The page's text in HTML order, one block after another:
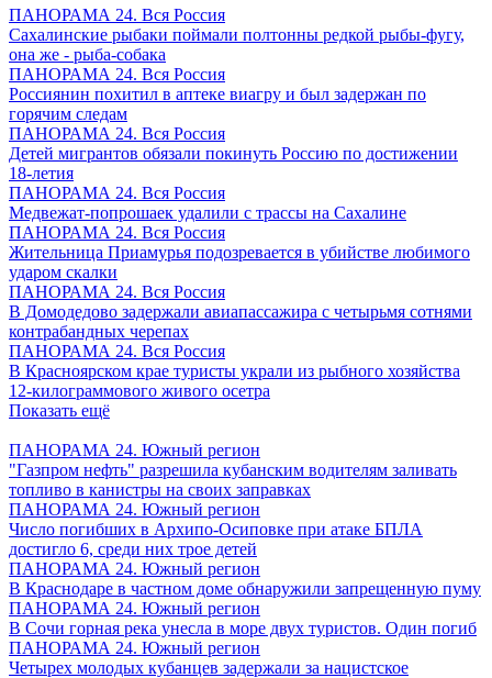
ПАНОРАМА 24. Вся Россия
Сахалинские рыбаки поймали полтонны редкой рыбы-фугу,
она же - рыба-собака
ПАНОРАМА 24. Вся Россия
Россиянин похитил в аптеке виагру и был задержан по
горячим следам
ПАНОРАМА 24. Вся Россия
Детей мигрантов обязали покинуть Россию по достижении
18-летия
ПАНОРАМА 24. Вся Россия
Медвежат-попрошаек удалили с трассы на Сахалине
ПАНОРАМА 24. Вся Россия
Жительница Приамурья подозревается в убийстве любимого
ударом скалки
ПАНОРАМА 24. Вся Россия
В Домодедово задержали авиапассажира с четырьмя сотнями
контрабандных черепах
ПАНОРАМА 24. Вся Россия
В Красноярском крае туристы украли из рыбного хозяйства
12-килограммового живого осетра
Показать ещё
ПАНОРАМА 24. Южный регион
"Газпром нефть" разрешила кубанским водителям заливать
топливо в канистры на своих заправках
ПАНОРАМА 24. Южный регион
Число погибших в Архипо-Осиповке при атаке БПЛА
достигло 6, среди них трое детей
ПАНОРАМА 24. Южный регион
В Краснодаре в частном доме обнаружили запрещенную пуму
ПАНОРАМА 24. Южный регион
В Сочи горная река унесла в море двух туристов. Один погиб
ПАНОРАМА 24. Южный регион
Четырех молодых кубанцев задержали за нацистское